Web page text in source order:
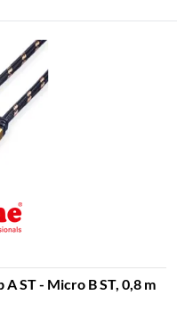
A ST - Micro B ST, 0,8 m